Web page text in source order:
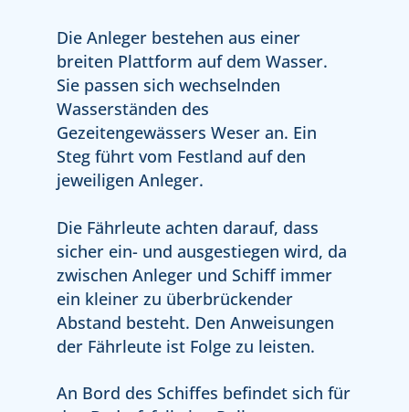
Die Anleger bestehen aus einer
breiten Plattform auf dem Wasser.
Sie passen sich wechselnden
Wasserständen des
Gezeitengewässers Weser an. Ein
Steg führt vom Festland auf den
jeweiligen Anleger.
Die Fährleute achten darauf, dass
sicher ein- und ausgestiegen wird, da
zwischen Anleger und Schiff immer
ein kleiner zu überbrückender
Abstand besteht. Den Anweisungen
der Fährleute ist Folge zu leisten.
An Bord des Schiffes befindet sich für